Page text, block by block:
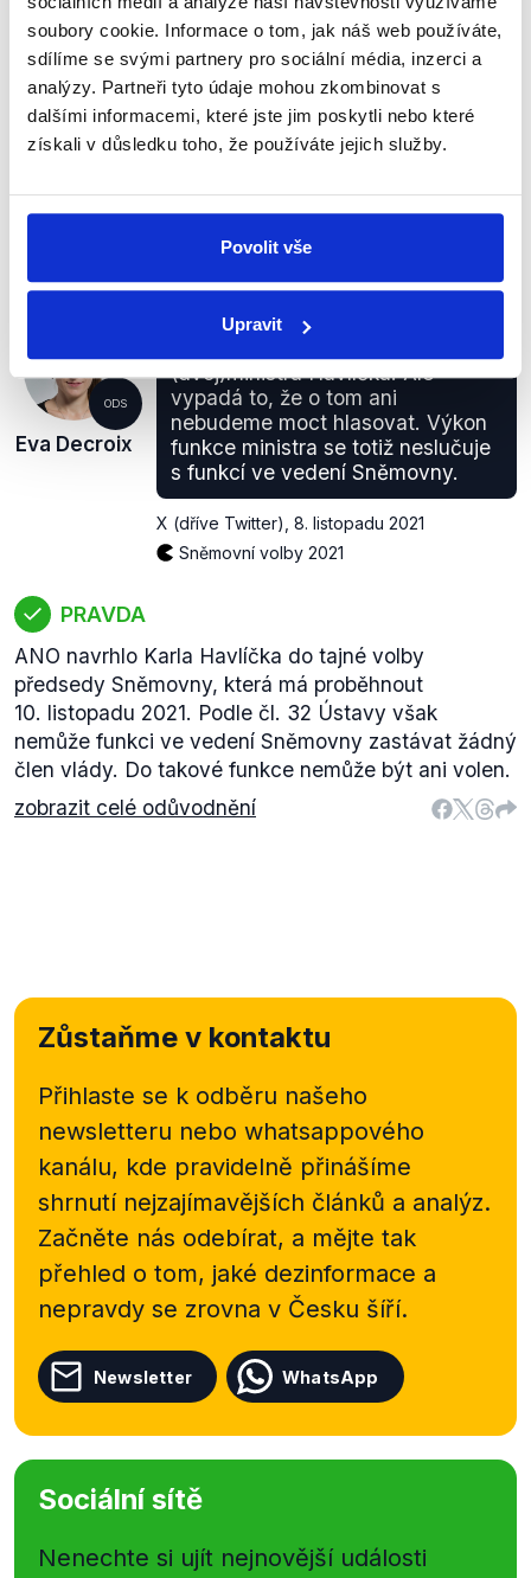
soubory cookie. Informace o tom, jak náš web používáte,
sdílíme se svými partnery pro sociální média, inzerci a
analýzy. Partneři tyto údaje mohou zkombinovat s
dalšími informacemi, které jste jim poskytli nebo které
získali v důsledku toho, že používáte jejich služby.
Povolit vše
Upravit
ZAVÁDĚJÍCÍ
Průměrná výše starobních důchodů skutečně
v posledních dvou letech výrazně narůstá a dle
odhadu MPSV ještě v letošním roce přesáhne
20 tisíc Kč. Zvýšení důchodů nicméně vychází ze
musela.
zobrazit celé odůvodnění
ODS
Eva Decroix
(dvoj)ministra Havlíčka. Ale
vypadá to, že o tom ani
nebudeme moct hlasovat. Výkon
funkce ministra se totiž neslučuje
s funkcí ve vedení Sněmovny.
X (dříve Twitter) 8. listopadu 2021
Sněmovní volby 2021
PRAVDA
ANO navrhlo Karla Havlíčka do tajné volby
předsedy Sněmovny, která má proběhnout
10. listopadu 2021. Podle čl. 32 Ústavy však
nemůže funkci ve vedení Sněmovny zastávat žádný
člen vlády. Do takové funkce nemůže být ani volen.
zobrazit celé odůvodnění
Zůstaňme v kontaktu
Přihlaste se k odběru našeho
newsletteru nebo whatsappového
kanálu, kde pravidelně přinášíme
shrnutí nejzajímavějších článků a analýz.
Začněte nás odebírat, a mějte tak
přehled o tom, jaké dezinformace a
nepravdy se zrovna v Česku šíří.
Newsletter WhatsApp
Sociální sítě
Nenechte si ujít nejnovější události